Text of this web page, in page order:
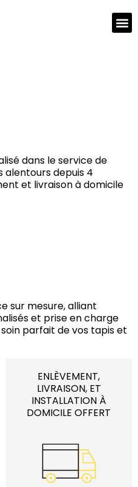
dans le service de
alentours depuis 4
et livraison à domicile
sur mesure, alliant
et prise en charge
parfait de vos tapis et
ENLÈVEMENT,
LIVRAISON, ET
INSTALLATION À
DOMICILE OFFERT